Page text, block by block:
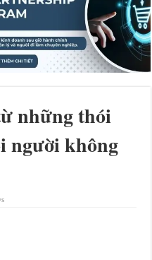
những thói
người không